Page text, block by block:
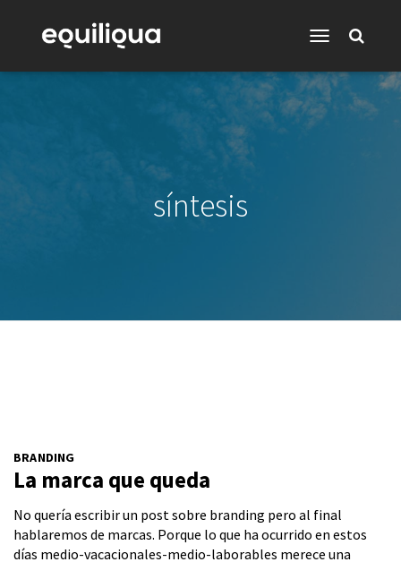
síntesis
BRANDING
La marca que queda
No quería escribir un post sobre branding pero al final
hablaremos de marcas. Porque lo que ha ocurrido en estos
días medio-vacacionales-medio-laborables merece una